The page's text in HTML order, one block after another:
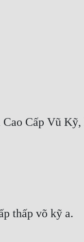
Cấp Vũ Kỹ,
thấp võ kỹ a.